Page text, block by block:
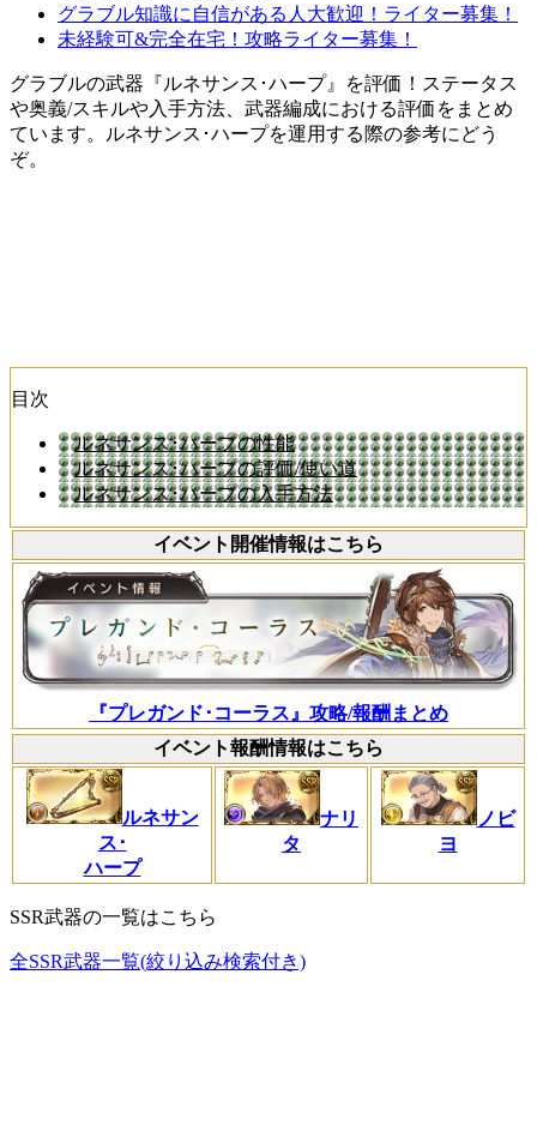
グラブル知識に自信がある人大歓迎！ライター募集！
未経験可&完全在宅！攻略ライター募集！
グラブルの武器『ルネサンス･ハープ』を評価！ステータス
や奥義/スキルや入手方法、武器編成における評価をまとめ
ています。ルネサンス･ハープを運用する際の参考にどう
ぞ。
目次
ルネサンス･ハープの性能
ルネサンス･ハープの評価/使い道
ルネサンス･ハープの入手方法
イベント開催情報はこちら
『プレガンド･コーラス』攻略/報酬まとめ
イベント報酬情報はこちら
ルネサン
ス･
ハープ
ナリ
タ
ノビ
ヨ
SSR武器の一覧はこちら
全SSR武器一覧(絞り込み検索付き)